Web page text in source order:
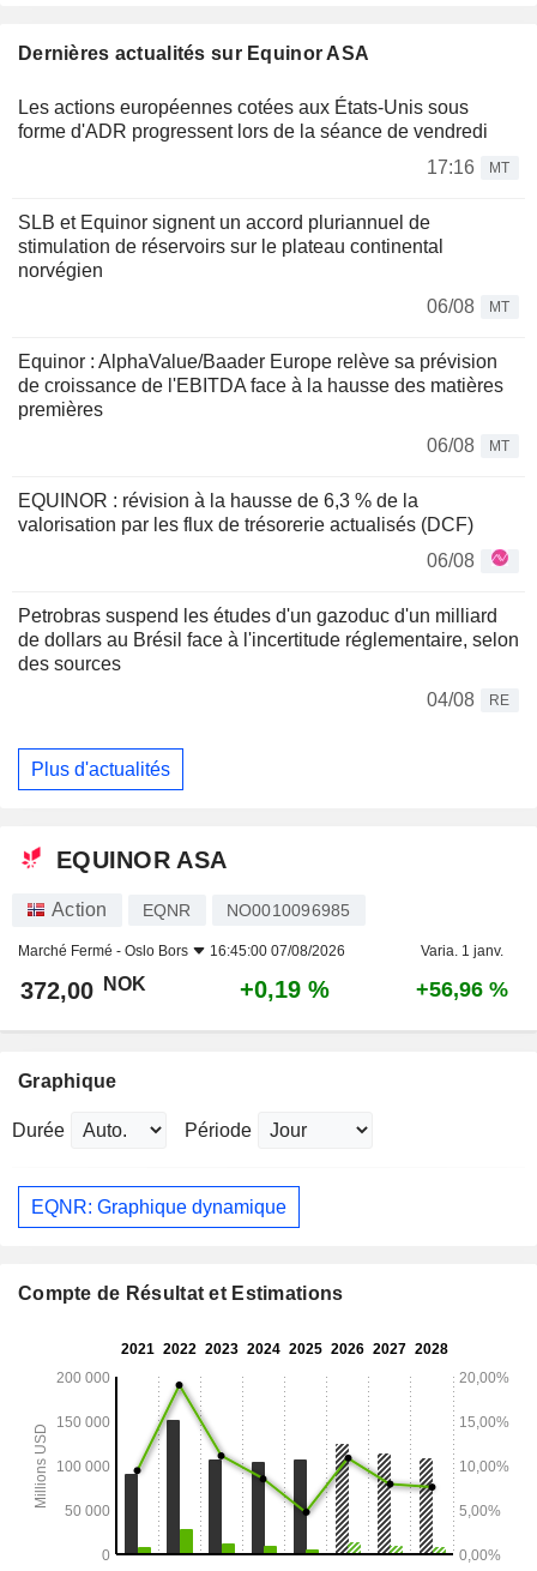
Dernières actualités sur Equinor ASA
Les actions européennes cotées aux États-Unis sous
forme d'ADR progressent lors de la séance de vendredi
17:16
MT
SLB et Equinor signent un accord pluriannuel de
stimulation de réservoirs sur le plateau continental
norvégien
06/08
MT
Equinor : AlphaValue/Baader Europe relève sa prévision
de croissance de l'EBITDA face à la hausse des matières
premières
06/08
MT
EQUINOR : révision à la hausse de 6,3 % de la
valorisation par les flux de trésorerie actualisés (DCF)
06/08
Petrobras suspend les études d'un gazoduc d'un milliard
de dollars au Brésil face à l'incertitude réglementaire, selon
des sources
04/08
RE
Plus d'actualités
EQUINOR ASA
Action EQNR NO0010096985
Marché Fermé - Oslo Bors 16:45:00 07/08/2026 Varia. 1 janv.
372,00 NOK +0,19 % +56,96 %
Graphique
Durée Période
EQNR: Graphique dynamique
Compte de Résultat et Estimations